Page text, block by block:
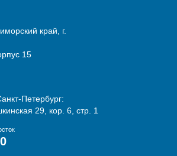
край, г.
15
Петербург:
29, кор. 6, стр. 1